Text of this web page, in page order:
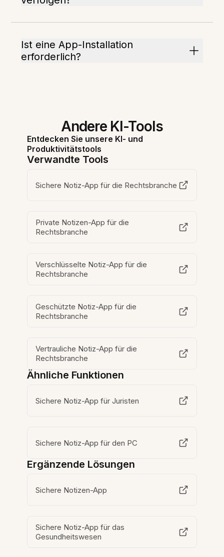
Ist eine App-Installation
erforderlich?
Andere KI-Tools
Entdecken Sie unsere KI- und
Produktivitätstools
Verwandte Tools
Sichere Notiz-App für die Rechtsbranche
Private Notizen-App für die
Rechtsbranche
Verschlüsselte Notiz-App für die
Rechtsbranche
Geschützte Notiz-App für die
Rechtsbranche
Vertrauliche Notiz-App für die
Rechtsbranche
Ähnliche Funktionen
Sichere Notiz-App für Juristen
Sichere Notiz-App für den PC
Ergänzende Lösungen
Sichere Notizen-App
Sichere Notiz-App für das
Gesundheitswesen